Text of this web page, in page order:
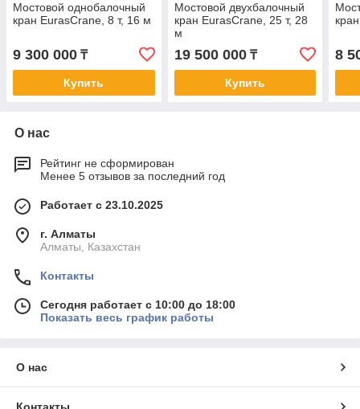
Мостовой однобалочный
кран EurasCrane, 8 т, 16 м
9 300 000 ₸
Купить
Мостовой двухбалочный
кран EurasCrane, 25 т, 28
м
19 500 000₸
Купить
8
О нас
Рейтинг не сформирован
Менее 5 отзывов за последний год
Работает с 23.10.2025
г. Алматы
Алматы, Казахстан
Контакты
Сегодня работает с 10:00 до 18:00
Показать весь график работы
О нас